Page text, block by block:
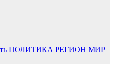
ПОЛИТИКА РЕГИОН МИР